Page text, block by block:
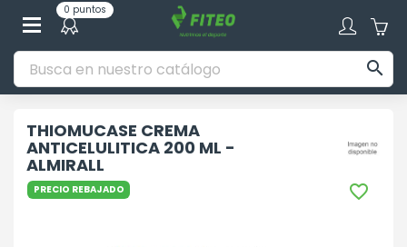
0 puntos

THIOMUCASE CREMA
ANTICELULITICA 200 ML -
ALMIRALL

PRECIO REBAJADO